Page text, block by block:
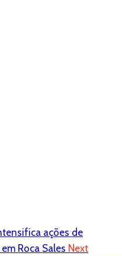
ações de
Roca Sales Next